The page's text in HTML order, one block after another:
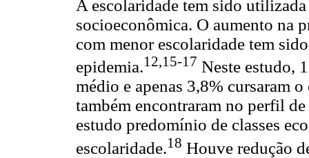
A escolaridade tem sido
socioeconômica. O aumento na
com menor escolaridade tem
epidemia.12,15-17 Neste estudo,
médio e apenas 3,8% cursaram
também encontraram no perfil
estudo predomínio de classes
escolaridade.18 Houve redução